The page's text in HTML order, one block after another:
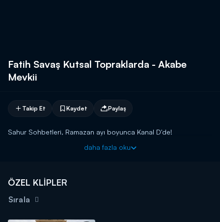
Fatih Savaş Kutsal Topraklarda - Akabe
Mevkii
Takip Et Kaydet Paylaş
Sahur Sohbetleri, Ramazan ayı boyunca Kanal D'de!
daha fazla oku
ÖZEL KLİPLER
Sırala